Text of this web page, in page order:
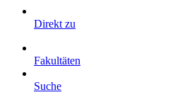
Direkt zu
Fakultäten
Suche